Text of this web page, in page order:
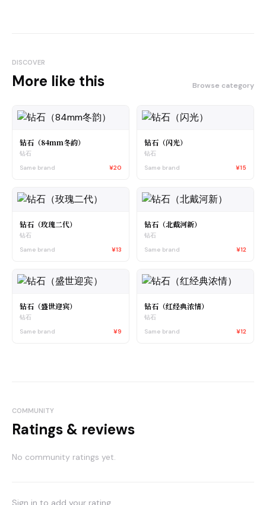
DISCOVER
More like this Browse category
钻石（84mm冬韵）
钻石
Same brand
¥20
钻石（闪光）
钻石
Same brand
¥15
钻石（玫瑰二代）
钻石
Same brand
¥13
钻石（北戴河新）
钻石
Same brand
¥12
钻石（盛世迎宾）
钻石
Same brand
¥9
钻石（红经典浓情）
钻石
Same brand
¥12
COMMUNITY
Ratings & reviews
No community ratings yet.
Sign in to add your rating.